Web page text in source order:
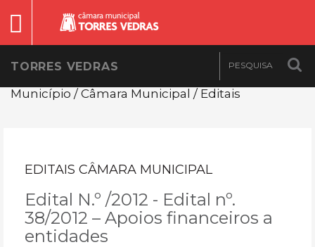
TORRES VEDRAS
Município / Câmara Municipal / Editais
EDITAIS CÂMARA MUNICIPAL
Edital N.º /2012 - Edital nº.
38/2012 – Apoios financeiros a
entidades